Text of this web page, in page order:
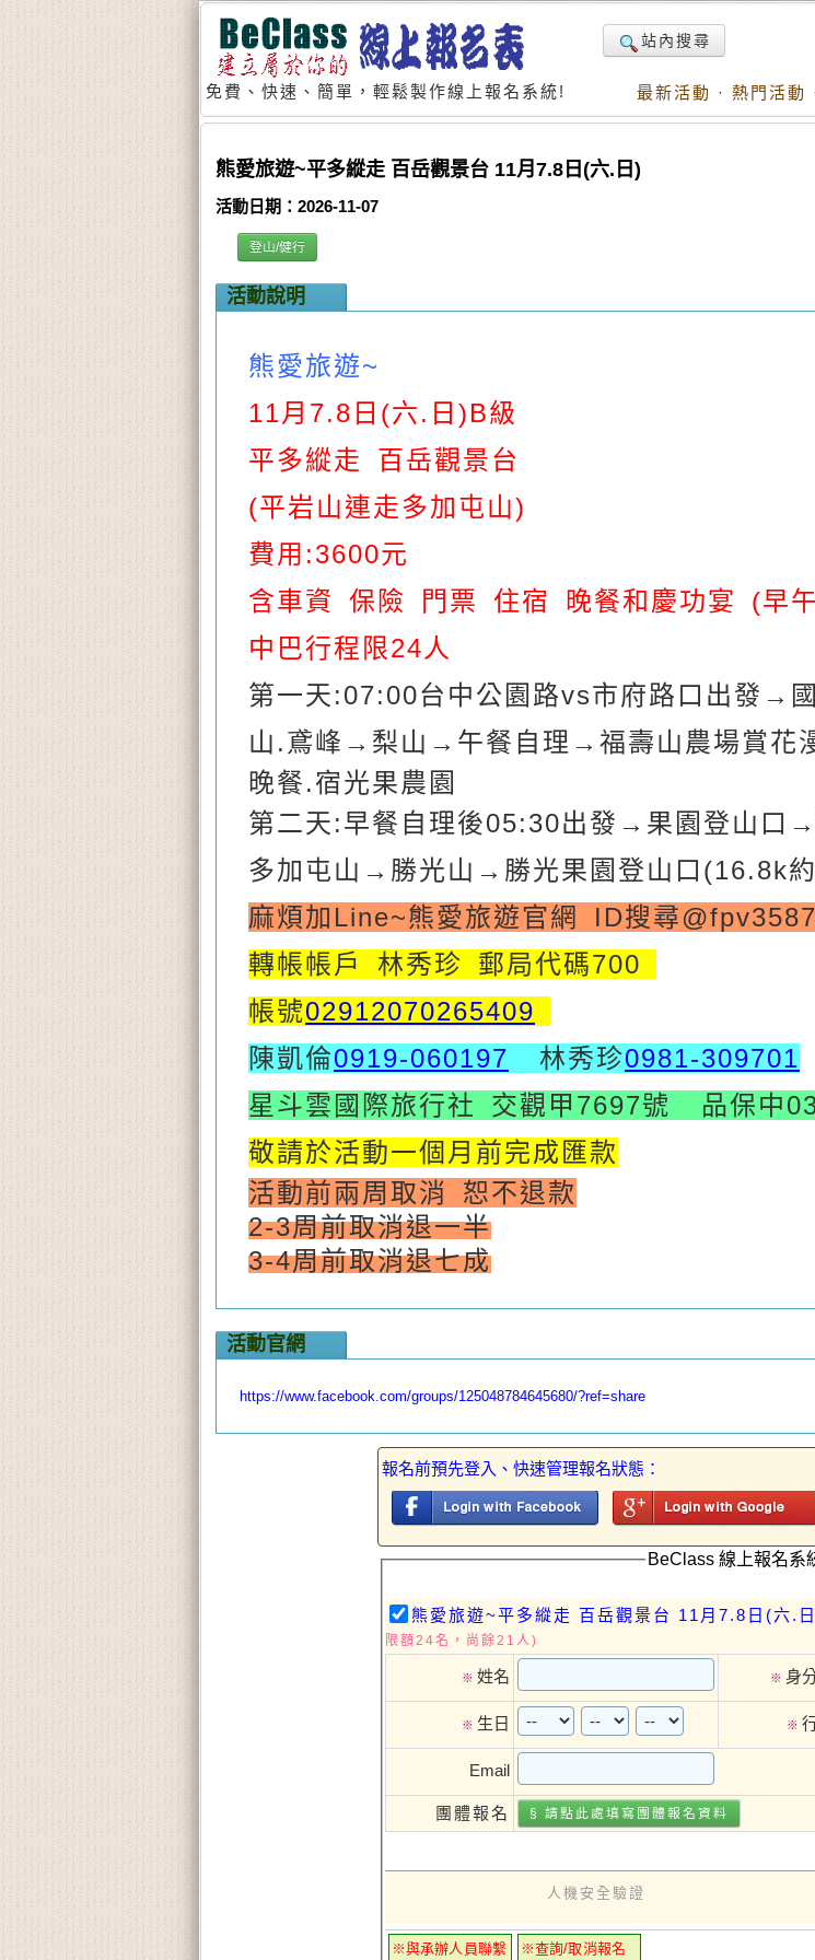
免費、快速、簡單，輕鬆製作線上報名系統!
站內搜尋
最新活動 · 熱門活動
熊愛旅遊~平多縱走 百岳觀景台 11月7.8日(六.日)
活動日期：2026-11-07
登山/健行
活動說明
熊愛旅遊~
11月7.8日(六.日)B級
平多縱走 百岳觀景台
(平岩山連走多加屯山)
費用:3600元
含車資 保險 門票 住宿 晚餐和慶功宴 (早
中巴行程限24人
第一天:07:00台中公園路vs市府路口出發→
山.鳶峰 →梨山 → 午餐自理 →福壽山農場賞花
晚餐.宿光果農園
第二天:早餐自理後05:30出發 →果園登山口
多加屯山 →勝光山 →勝光果園登山口(16.8k
麻煩加 Line~熊愛旅遊官網 ID搜尋
轉帳帳戶 林秀珍 郵局代碼700
帳號02912070265409
陳凱倫0919-060197 林秀珍0981-309701
星斗雲國際旅行社 交觀甲7697號 品保中
敬請於活動一個月前完成匯款
活動前兩周取消 恕不退款
2-3周前取消退一半
3-4周前取消退七成
活動官網
https://www.facebook.com/groups/125048784645680/?ref=share
報名前預先登入、快速管理報名狀態：
BeClass 線上報名系
熊愛旅遊~平多縱走 百岳觀景台 11月7.8日(六.
限額24名，尚餘21人)
※ 姓名 ※ 身
※ 生日 ※
Email
團體報名 § 請點此處填寫 團體報名 資料
人機安全驗證
※與承辦人員聯繫 ※查詢/取消報名